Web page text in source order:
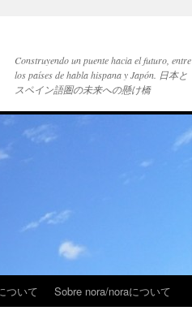
Construyendo un puente hacia el futuro, entre
los países de habla hispana y Japón. 日本と
スペイン語圏の未来への懸け橋
ついて Sobre nora/noraについて